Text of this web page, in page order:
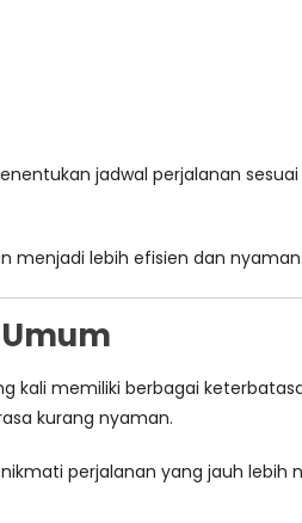
jadwal perjalanan
menjadi lebih efisien dan nyaman.
memiliki berbagai
kurang nyaman.
perjalanan yang jauh